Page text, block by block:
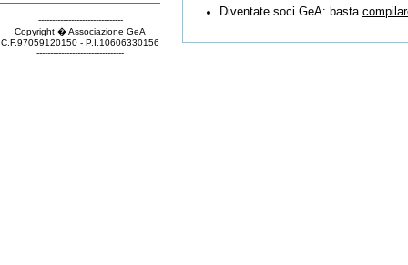
-------------------------------
Copyright � Associazione GeA
C.F.97059120150 - P.I.10606330156
--------------------------------
Diventate soci GeA: basta